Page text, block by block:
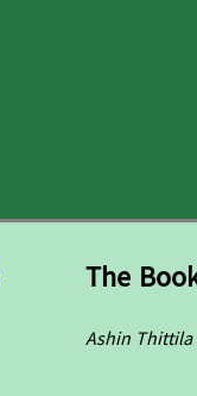
The
Ashin Thittila